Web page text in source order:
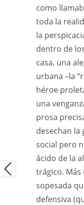
como
toda la
la
dentro de
casa, una
urbana –la
héroe
una
prosa
desechan la
social pero
ácido de la
trágico. Más
sopesada
defensiva